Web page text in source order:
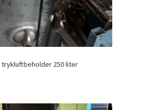
trykluftbeholder 250 liter